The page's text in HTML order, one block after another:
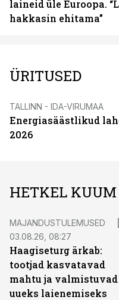
laineid üle Euroopa.
hakkasin ehitama”
ÜRITUSED
TALLINN - IDA-VIRUMAA
Energiasäästlikud
2026
HETKEL KUUM
MAJANDUSTULEMUSED
03.08.26, 08:27
Haagiseturg ärkab:
tootjad kasvatavad
mahtu ja valmistuvad
uueks laienemiseks